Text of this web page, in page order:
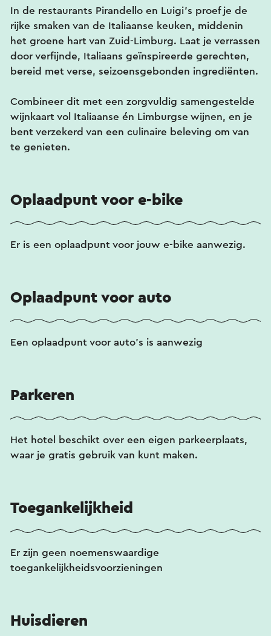
In de restaurants Pirandello en Luigi’s proef je de
rijke smaken van de Italiaanse keuken, middenin
het groene hart van Zuid-Limburg. Laat je verrassen
door verfijnde, Italiaans geïnspireerde gerechten,
bereid met verse, seizoensgebonden ingrediënten.
Combineer dit met een zorgvuldig samengestelde
wijnkaart vol Italiaanse én Limburgse wijnen, en je
bent verzekerd van een culinaire beleving om van
te genieten.
Oplaadpunt voor e-bike
Er is een oplaadpunt voor jouw e-bike aanwezig.
Oplaadpunt voor auto
Een oplaadpunt voor auto's is aanwezig
Parkeren
Het hotel beschikt over een eigen parkeerplaats,
waar je gratis gebruik van kunt maken.
Toegankelijkheid
Er zijn geen noemenswaardige
toegankelijkheidsvoorzieningen
Huisdieren